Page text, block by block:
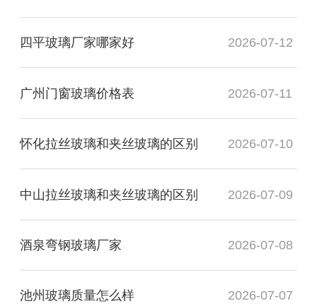
四平玻璃厂家哪家好 2026-07-12
广州门窗玻璃价格表 2026-07-11
怀化拉丝玻璃和夹丝玻璃的区别 2026-07-10
中山拉丝玻璃和夹丝玻璃的区别 2026-07-09
酒泉弯钢玻璃厂家 2026-07-08
池州玻璃质量怎么样 2026-07-07